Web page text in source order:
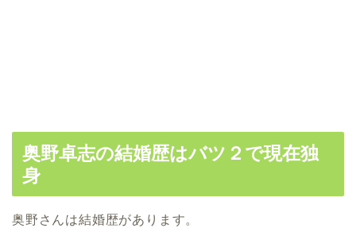
奥野卓志の結婚歴はバツ２で現在独
身
奥野さんは結婚歴があります。